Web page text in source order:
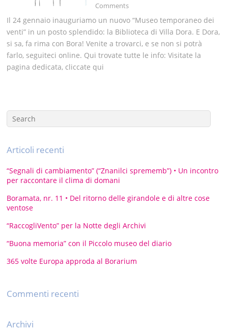
Comments
Il 24 gennaio inauguriamo un nuovo “Museo temporaneo dei
venti” in un posto splendido: la Biblioteca di Villa Dora. E Dora,
si sa, fa rima con Bora! Venite a trovarci, e se non si potrà
farlo, seguiteci online. Qui trovate tutte le info: Visitate la
pagina dedicata, cliccate qui
Articoli recenti
“Segnali di cambiamento” (“Znanilci sprememb”) • Un incontro
per raccontare il clima di domani
Boramata, nr. 11 • Del ritorno delle girandole e di altre cose
ventose
“RaccogliVento” per la Notte degli Archivi
“Buona memoria” con il Piccolo museo del diario
365 volte Europa approda al Borarium
Commenti recenti
Archivi